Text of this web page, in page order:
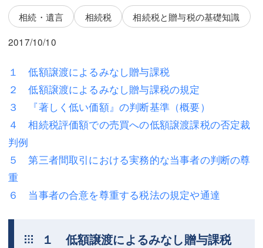
三平 隆史
吉元 優仁
弁護士費用
不動産
相続・遺言
離婚（夫婦間トラブル）
三平 隆史
吉元 優仁
不動産
相続・遺言
離婚（夫婦間トラブル）
企業法務
相続・遺言 相続税
相続税と贈与税の基礎知識
2017/10/10
１ 低額譲渡によるみなし贈与課税
２ 低額譲渡によるみなし贈与課税の規定
３ 『著しく低い価額』の判断基準（概要）
４ 相続税評価額での売買への低額譲渡課税の否定裁
判例
５ 第三者間取引における実務的な当事者の判断の尊
重
６ 当事者の合意を尊重する税法の規定や通達
１ 低額譲渡によるみなし贈与課税